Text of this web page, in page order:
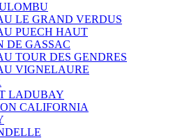
LE GRAND VERDUS
PUECH HAUT
DE GASSAC
TOUR DES GENDRES
VIGNELAURE
LADUBAY
CALIFORNIA